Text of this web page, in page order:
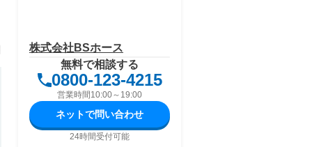
株式会社BSホース
無料で相談する
0800-123-4215
営業時間10:00～19:00
ネットで問い合わせ
24時間受付可能